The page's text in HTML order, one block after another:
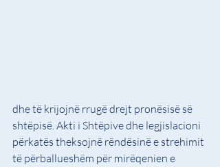
dhe të krijojnë rrugë drejt pronësisë së
shtëpisë. Akti i Shtëpive dhe legjislacioni
përkatës theksojnë rëndësinë e strehimit
të përballueshëm për mirëqenien e